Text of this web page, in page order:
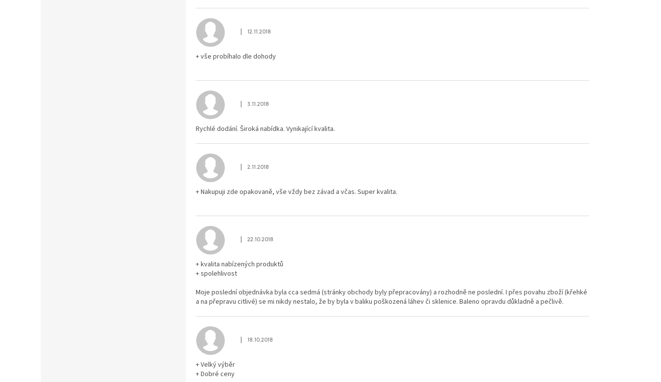
Hodnocení obchodu je 4 z 5 hvězdiček.
12.11.2018
+ vše probíhalo dle dohody
Hodnocení obchodu je 5 z 5 hvězdiček.
3.11.2018
Rychlé dodání. Široká nabídka. Vynikající kvalita.
Hodnocení obchodu je 5 z 5 hvězdiček.
2.11.2018
+ Nakupuji zde opakovaně, vše vždy bez závad a včas. Super kvalita.
Hodnocení obchodu je 5 z 5 hvězdiček.
22.10.2018
+ kvalita nabízených produktů
+ spolehlivost
Moje poslední objednávka byla cca sedmá (stránky obchody byly přepracovány) a rozhodně ne poslední. I přes povahu zboží (křehké
a na přepravu citlivé) se mi nikdy nestalo, že by byla v baliku poškozená láhev či sklenice. Baleno opravdu důkladně a pečlivě.
Hodnocení obchodu je 5 z 5 hvězdiček.
18.10.2018
+ Velký výběr
+ Dobré ceny